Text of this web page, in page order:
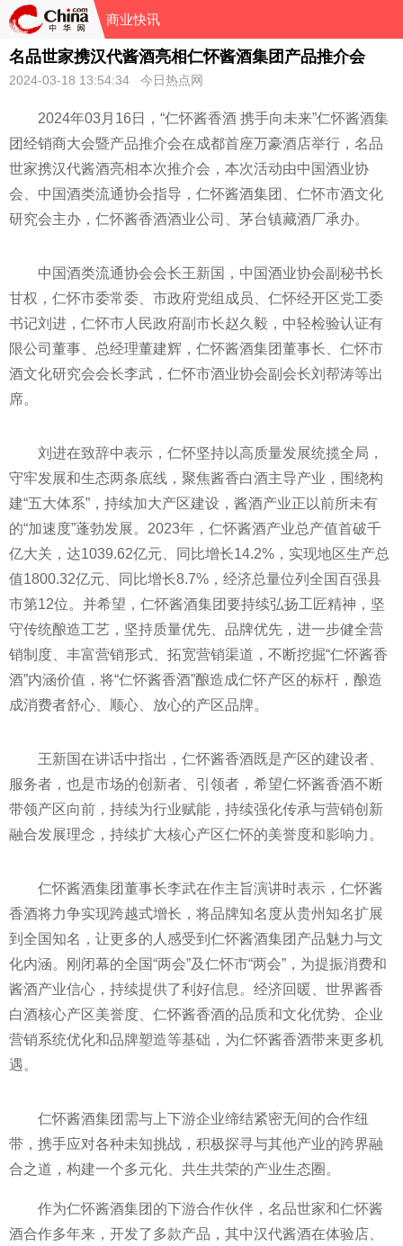
商业快讯
名品世家携汉代酱酒亮相仁怀酱酒集团产品推介会
2024-03-18 13:54:34 今日热点网
2024年03月16日，“仁怀酱香酒 携手向未来”仁怀酱酒集
团经销商大会暨产品推介会在成都首座万豪酒店举行，名品
世家携汉代酱酒亮相本次推介会，本次活动由中国酒业协
会、 中国酒类流通协会指导，仁怀酱酒集团、仁怀市酒文化
研究会主办，仁怀酱香酒酒业公司、茅台镇藏酒厂承办。
中国酒类流通协会会长王新国， 中国酒业协会副秘书长
甘权，仁怀市委常委、市政府党组成员、仁怀经开区党工委
书记刘进，仁怀市 人民政府副 市长赵久毅，中轻检验认证有
限公司董事、 总经理董建辉，仁怀酱酒集团董事长、仁怀市
酒文化研究会会长李武，仁怀市酒业协会副 会长刘帮涛等出
席。
刘进在致辞中表示，仁怀坚持以高质量发展统揽全局，
守牢发展和生态两条底线，聚焦酱香白酒主导产业，围绕构
建“五大体系”，持续加大产区建设，酱酒产业正以前所未有
的“加速度”蓬勃发展。2023年，仁怀酱酒产业总产值首破千
亿大关，达1039.62亿元、同比增长14.2%，实现地区生产总
值1800.32亿元、同比增长8.7%，经济总量位列全国百强县
市第12位。并希望，仁怀酱酒集团要持续弘扬工匠精神，坚
守传统酿造工艺，坚持质量优先、品牌优先，进一步健全营
销制度、丰富营销形式、拓宽营销渠道，不断挖掘“仁怀酱香
酒”内涵价值，将“仁怀酱香酒”酿造成仁怀产区的标杆，酿造
成消费者舒心、顺心、放心的产区品牌。
王新国在讲话中指出，仁怀酱香酒既是产区的建设者、
服务者，也是市场的创新者、引领者，希望仁怀酱香酒不断
带领产区向前，持续为行业赋能，持续强化传承与营销创新
融合发展理念，持续扩大核心产区仁怀的美誉度和影响力。
仁怀酱酒集团董事长李武在作主旨演讲时表示，仁怀酱
香酒将力争实现跨越式增长，将品牌知名度从贵州知名扩展
到全国知名，让更多的人感受到仁怀酱酒集团产品魅力与文
化内涵。刚闭幕的全国“两会”及仁怀市“两会”，为提振消费和
酱酒产业信心，持续提供了利好信息。经济回暖、世界酱香
白酒核心产区美誉度、仁怀酱香酒的品质和文化优势、企业
营销系统优化和品牌塑造等基础，为仁怀酱香酒带来更多机
遇。
仁怀酱酒集团需与上下游企业缔结紧密无间的合作纽
带，携手应对各种未知挑战，积极探寻与其他产业的跨界融
合之道，构建一个多元化、共生共荣的产业生态圈。
作为仁怀酱酒集团的下游合作伙伴，名品世家和仁怀酱
酒合作多年来，开发了多款产品，其中汉代酱酒在体验店、